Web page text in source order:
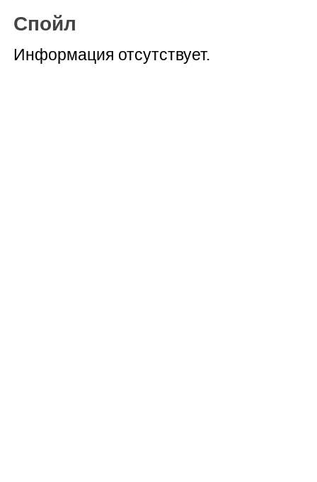
Спойл
Информация отсутствует.